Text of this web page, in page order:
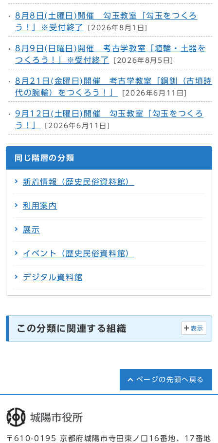
8月8日(土曜日)開催 勾玉教室「勾玉をつくろ
う！」※受付終了
[2026年8月1日]
8月9日(日曜日)開催 考古学教室「埴輪・土器を
つくろう！」※受付終了
[2026年8月5日]
8月21日(金曜日)開催 考古学教室「銅釧（古墳時
代の腕輪）をつくろう！」
[2026年6月11日]
9月12日(土曜日)開催 勾玉教室「勾玉をつくろ
う！」
[2026年6月11日]
同じ階層の分類
新着情報（歴史民俗資料館）
利用案内
展示
イベント（歴史民俗資料館）
デジタル資料館
この分類に関連する組織 表示
ページの先頭へ戻る
〒610-0195 京都府城陽市寺田東ノ口16番地、17番地